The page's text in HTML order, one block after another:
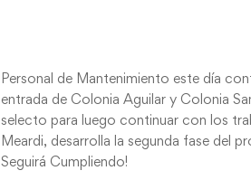
Personal de Mantenimiento este día
entrada de Colonia Aguilar y Colonia
selecto para luego continuar con los
Meardi, desarrolla la segunda fase del
Seguirá Cumpliendo!